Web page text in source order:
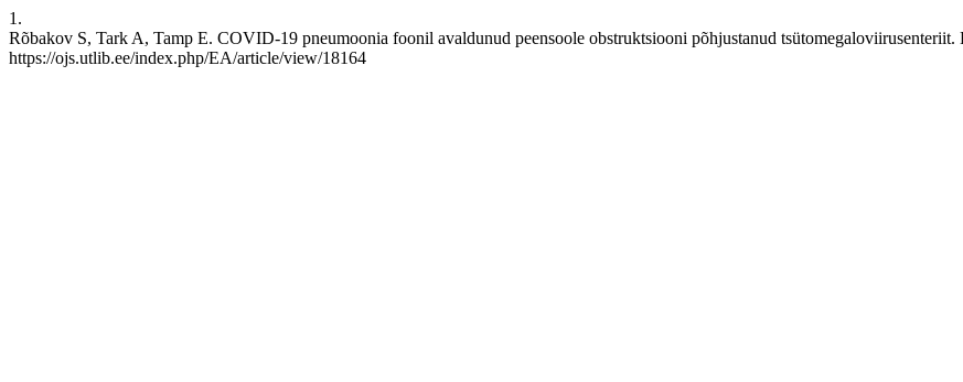
1.
Rõbakov S, Tark A, Tamp E. COVID-19 pneumoonia foonil avaldunud peensoole obstruktsiooni põhjustanud
https://ojs.utlib.ee/index.php/EA/article/view/18164